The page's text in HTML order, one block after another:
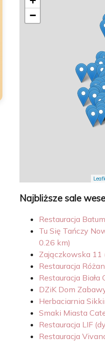
−
Najbliższe sale
Restauracja
Tu Się Tańczy
0.26 km)
Zajączkowska 11
Restauracja
Restauracja Biała
DZiK Dom
Herbaciarnia
Smaki Miasta
Restauracja LIF
Restauracja